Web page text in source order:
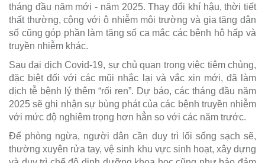
tháng đầu năm mới - năm 2025. Thay đổi khí hậu, thời tiết
thất thường, cộng với ô nhiễm môi trường và gia tăng dân
số cũng góp phần làm tăng số ca mắc các bệnh hô hấp và
truyền nhiễm khác.
Sau đại dịch Covid-19, sự chủ quan trong việc tiêm chủng,
đặc biệt đối với các mũi nhắc lại và vắc xin mới, đã làm
dịch tễ bệnh lý thêm “rối ren”. Dự báo, các tháng đầu năm
2025 sẽ ghi nhận sự bùng phát của các bệnh truyền nhiễm
với mức độ nghiêm trọng hơn hẳn so với các năm trước.
Để phòng ngừa, người dân cần duy trì lối sống sạch sẽ,
thường xuyên rửa tay, vệ sinh khu vực sinh hoạt, xây dựng